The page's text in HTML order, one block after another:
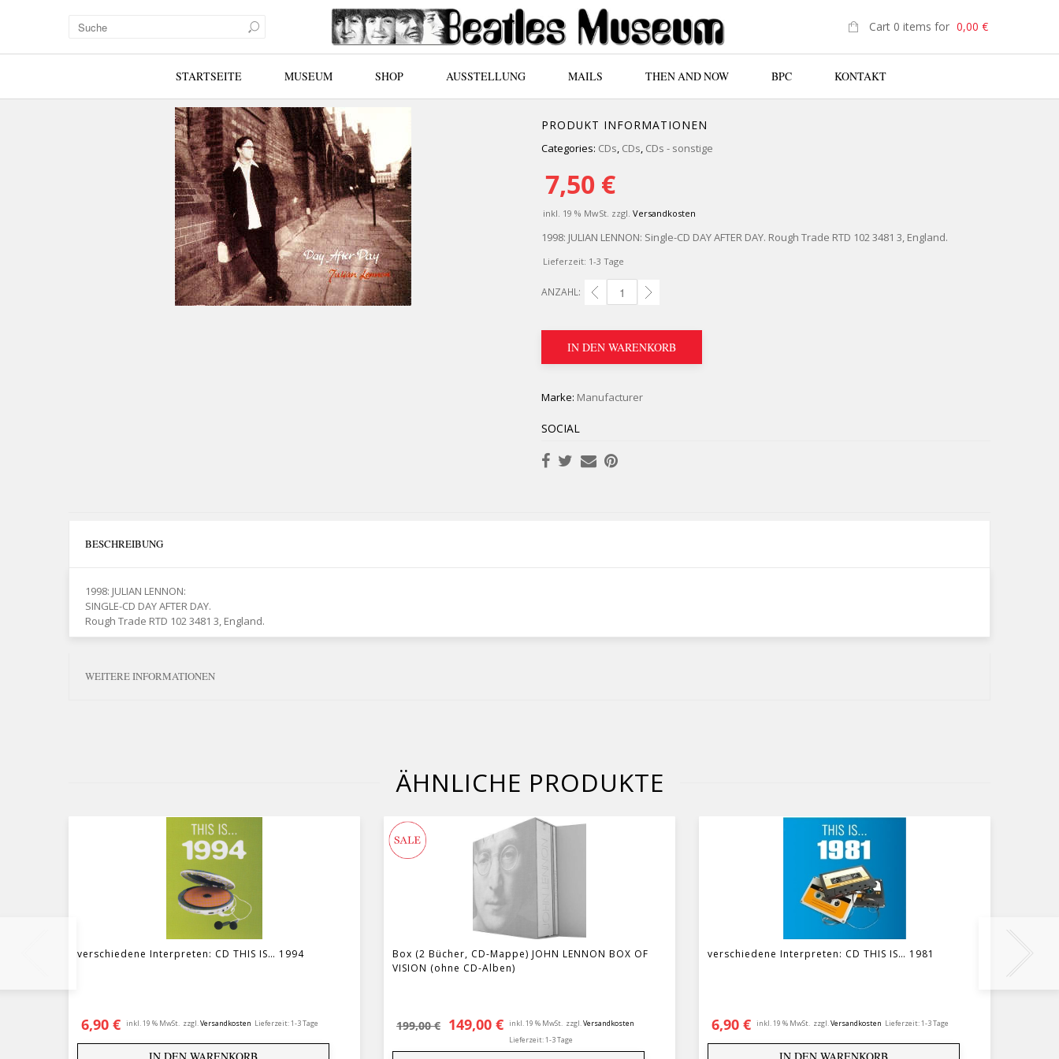
Cart 0 items for 0,00 €
STARTSEITE MUSEUM SHOP AUSSTELLUNG MAILS THEN AND NOW BPC KONTAKT
PRODUKT INFORMATIONEN
Categories: CDs, CDs, CDs - sonstige
7,50 €
inkl. 19 % MwSt. zzgl. Versandkosten
1998: JULIAN LENNON: Single-CD DAY AFTER DAY. Rough Trade RTD 102 3481 3, England.
Lieferzeit: 1-3 Tage
ANZAHL: JULIAN LENNON: SINGLE-CD DAY AFTER DAY QUANTITY
IN DEN WARENKORB
Marke: Manufacturer
SOCIAL
BESCHREIBUNG
1998: JULIAN LENNON:
SINGLE-CD DAY AFTER DAY.
Rough Trade RTD 102 3481 3, England.
WEITERE INFORMATIONEN
ÄHNLICHE PRODUKTE
verschiedene Interpreten: CD THIS IS… 1994
6,90 € inkl. 19 % MwSt. zzgl.Versandkosten Lieferzeit:1-3 Tage
Box (2 Bücher, CD-Mappe) JOHN LENNON BOX OF
VISION (ohne CD-Alben)
199,00€ Ursprünglicher Preis war: 199,00 €
149,00 €Aktueller Preis ist: 149,00 €.
inkl. 19 % MwSt. zzgl.Versandkosten
Lieferzeit:1-3 Tage
verschiedene Interpreten: CD THIS IS… 1981
6,90 € inkl. 19 % MwSt. zzgl.Versandkosten Lieferzeit:1-3 Tage